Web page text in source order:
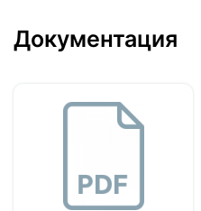
Документация